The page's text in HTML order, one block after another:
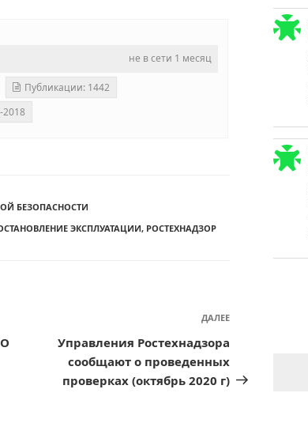
не в сети 1 месяц
Публикации: 1442
2018
БЕЗОПАСНОСТИ
ЭКСПЛУАТАЦИИ, РОСТЕХНАДЗОР
Следующая
ДАЛЕЕ
Управления Ростехнадзора
сообщают о проведенных
проверках (октябрь 2020 г)